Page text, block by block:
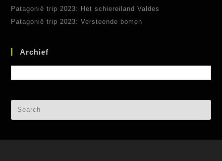
Patagonië trip 2023: Het schiereiland Valdes
Patagonië trip 2023: Versteende bomen
Archief
Archief